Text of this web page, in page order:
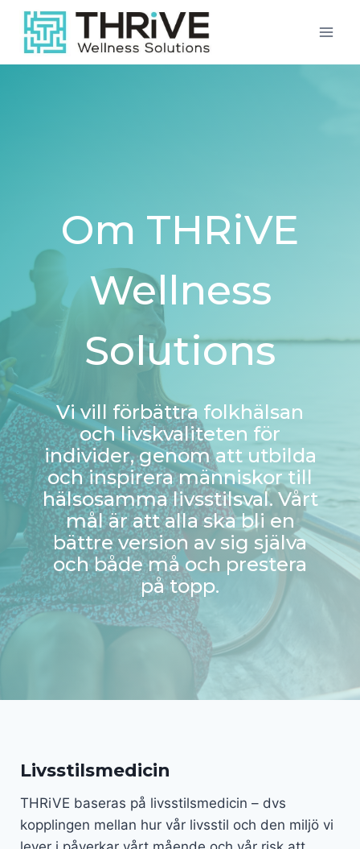
Skip
content
Om THRiVE
Wellness
Solutions
Vi vill förbättra folkhälsan
och livskvaliteten för
individer, genom att utbilda
och inspirera människor till
hälsosamma livsstilsval. Vårt
mål är att alla ska bli en
bättre version av sig själva
och både må och prestera
på topp.
Livsstilsmedicin
THRiVE baseras på livsstilsmedicin – dvs
kopplingen mellan hur vår livsstil och den miljö vi